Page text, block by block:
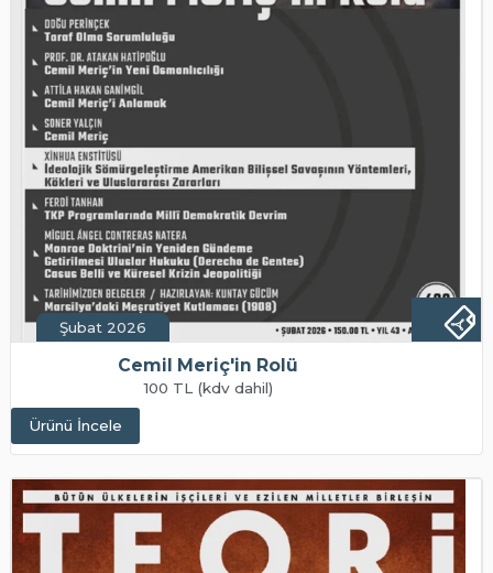
Şubat 2026
Cemil Meriç'in Rolü
100 TL (kdv dahil)
Ürünü İncele